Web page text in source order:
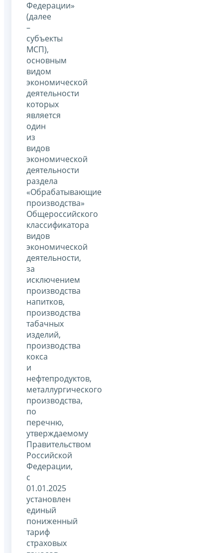
Федерации»
(далее
–
субъекты
МСП),
основным
видом
экономической
деятельности
которых
является
один
из
видов
экономической
деятельности
раздела
«Обрабатывающие
производства»
Общероссийского
классификатора
видов
экономической
деятельности,
за
исключением
производства
напитков,
производства
табачных
изделий,
производства
кокса
и
нефтепродуктов,
металлургического
производства,
по
перечню,
утверждаемому
Правительством
Российской
Федерации,
с
01.01.2025
установлен
единый
пониженный
тариф
страховых